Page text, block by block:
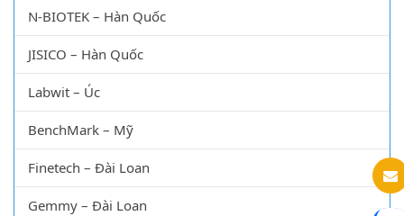
N-BIOTEK – Hàn Quốc
JISICO – Hàn Quốc
Labwit – Úc
BenchMark – Mỹ
Finetech – Đài Loan
Gemmy – Đài Loan